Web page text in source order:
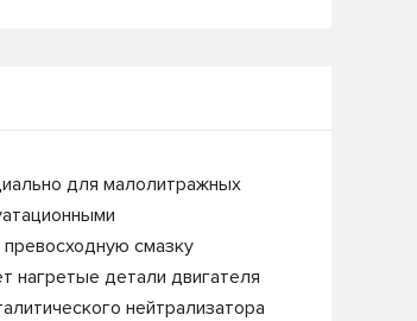
для малолитражных
смазку
нагретые детали двигателя
нейтрализатора